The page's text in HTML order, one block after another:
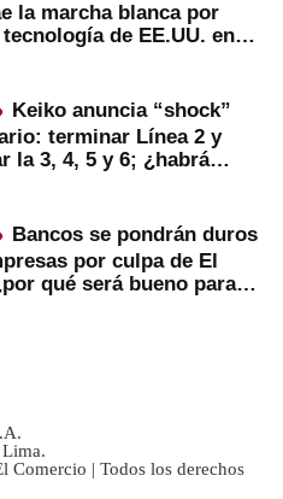
la marcha blanca por
de EE.UU. en
Keiko anuncia “shock”
terminar Línea 2 y
la 3, 4, 5 y 6; ¿habrá
Bancos se pondrán duros
por culpa de El
qué será bueno para
Comercio | Todos los derechos